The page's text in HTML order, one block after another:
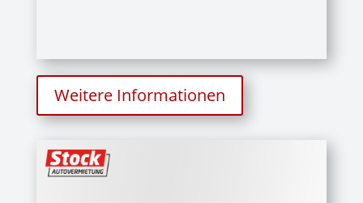
Weitere Informationen